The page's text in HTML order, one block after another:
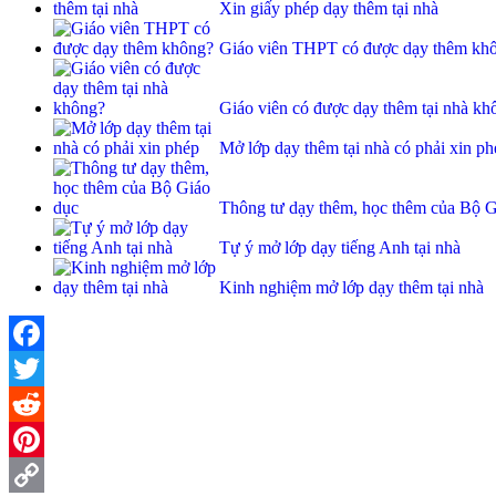
Xin giấy phép dạy thêm tại nhà
Giáo viên THPT có được dạy thêm
Giáo viên có được dạy thêm tại nhà
Mở lớp dạy thêm tại nhà có phải xin
Thông tư dạy thêm, học thêm của Bộ
Tự ý mở lớp dạy tiếng Anh tại nhà
Kinh nghiệm mở lớp dạy thêm tại nhà
Facebook
Twitter
Reddit
Pinterest